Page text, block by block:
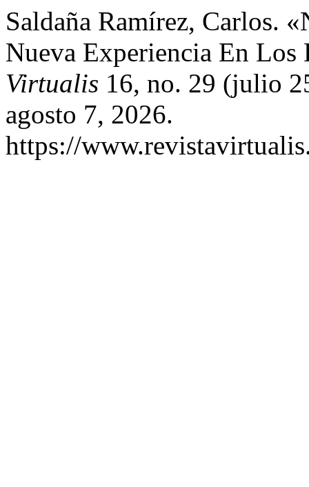
Saldaña Ramírez, Carlos.
Nueva Experiencia En Los
Virtualis 16, no. 29 (julio
agosto 7, 2026.
https://